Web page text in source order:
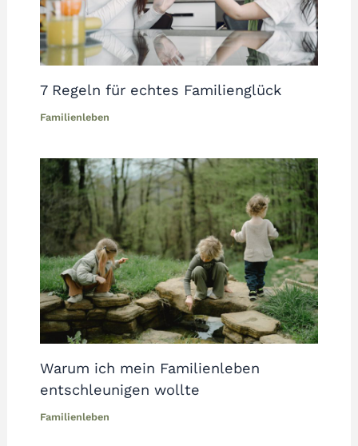
7 Regeln für echtes Familienglück
Familienleben
Warum ich mein Familienleben
entschleunigen wollte
Familienleben